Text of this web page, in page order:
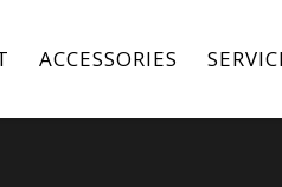
ACCESSORIES